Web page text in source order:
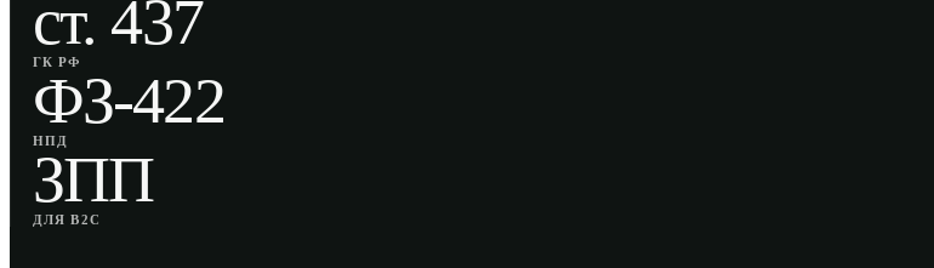
ст. 437
ГК РФ
ФЗ-422
НПД
ЗПП
ДЛЯ B2C